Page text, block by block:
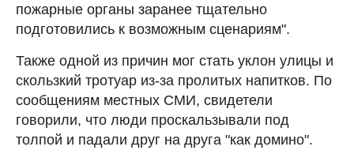
пожарные органы заранее тщательно
подготовились к возможным сценариям".
Также одной из причин мог стать уклон улицы и
скользкий тротуар из-за пролитых напитков. По
сообщениям местных СМИ, свидетели
говорили, что люди проскальзывали под
толпой и падали друг на друга "как домино".